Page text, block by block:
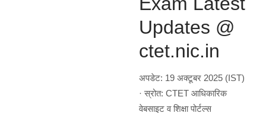
Updates @
ctet.nic.in
अपडेट: 19 अक्टूबर 2025 (IST)
· स्रोत: CTET आधिकारिक
वेबसाइट व शिक्षा पोर्टल्स